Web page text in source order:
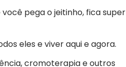
pega o jeitinho, fica super
eles e viver aqui e agora.
cromoterapia e outros